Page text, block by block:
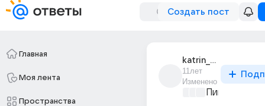
Создать пост
Главная
Моя лента
Пространства
katrin_10744
11лет
Изменено
Пикантно о